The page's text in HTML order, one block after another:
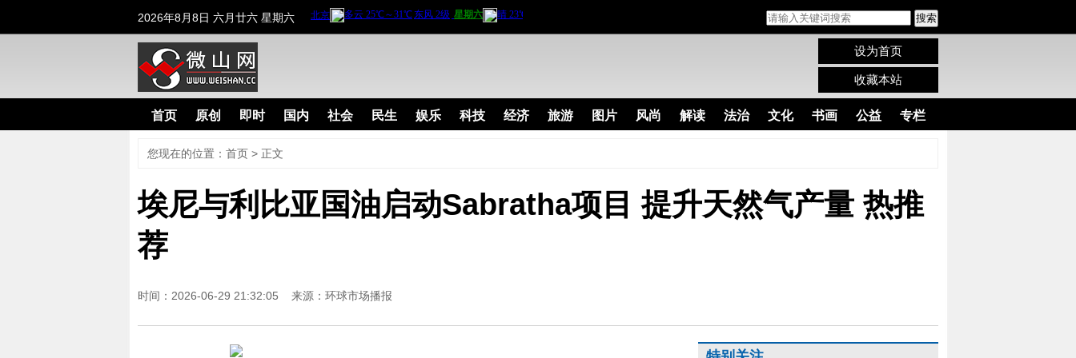
2026年8月8日 六月廿六 星期六 搜索
设为首页
收藏本站
首页 原创 即时 国内 社会 民生 娱乐 科技 经济 旅游 图片 风尚 解读 法治 文化 书画 公益 专栏
您现在的位置： 首页 > 正文
埃尼与利比亚国油启动Sabratha项目 提升天然气产量 热推
荐
时间：2026-06-29 21:32:05 来源： 环球市场播报